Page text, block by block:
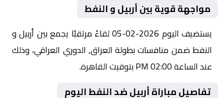
مواجهة قوية بين أربيل و النفط
يستضيف اليوم 2026-02-05 لقاءً مرتقبًا يجمع بين أربيل و
النفط ضمن منافسات بطولة العراق, الدوري العراقي، وذلك
عند الساعة 02:00 PM بتوقيت القاهرة.
تفاصيل مباراة أربيل ضد النفط اليوم